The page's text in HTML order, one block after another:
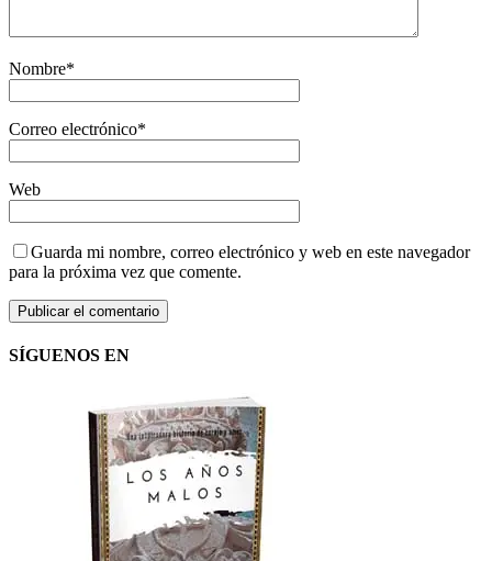
Nombre*
Correo electrónico*
Web
Guarda mi nombre, correo electrónico y web en este navegador
para la próxima vez que comente.
SÍGUENOS EN